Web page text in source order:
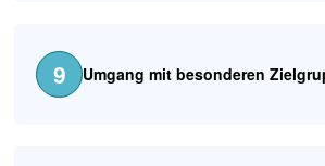
9 Umgang mit besonderen